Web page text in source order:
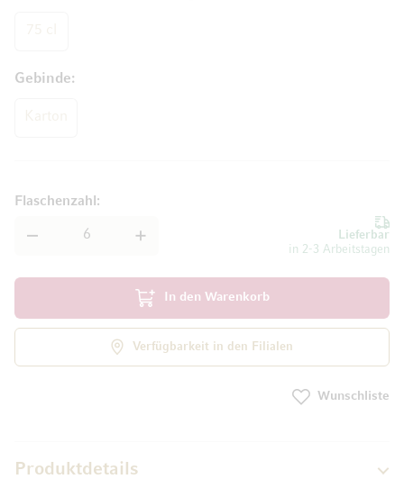
Gebinde
Lieferbar
in 2-3 Arbeitstagen
Flaschenzahl
In den Warenkorb
Verfügbarkeit in den Filialen
Wunschliste
Produktdetails